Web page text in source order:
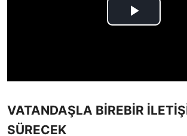
VATANDAŞLA BİREBİR
SÜRECEK